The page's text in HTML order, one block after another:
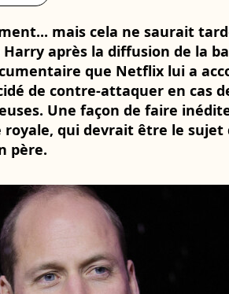
mais cela ne saurait
après la diffusion de la
que Netflix lui a
de contre-attaquer en cas
Une façon de faire
qui devrait être le sujet
père.